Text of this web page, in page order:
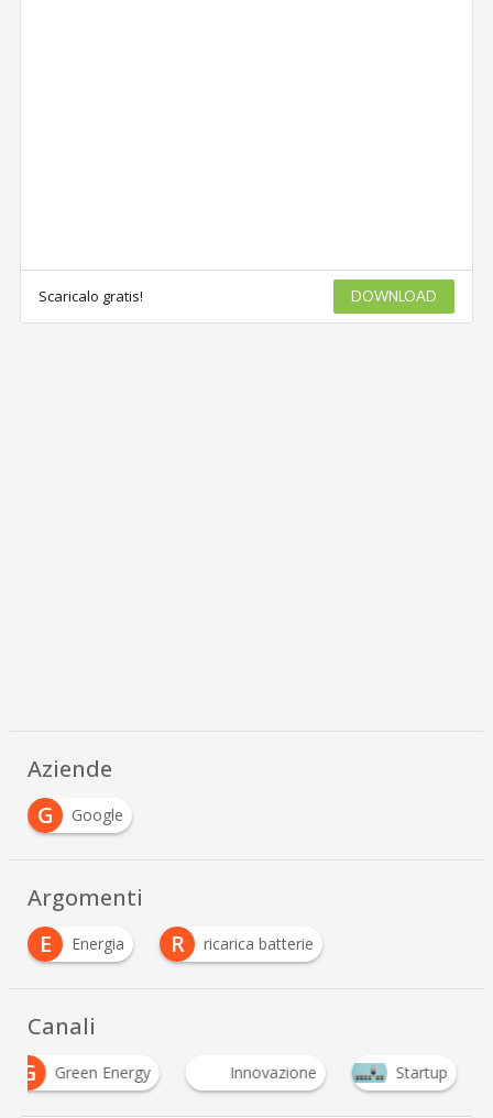
Scaricalo gratis! DOWNLOAD
Aziende
G
Google
Argomenti
E
Energia R ricarica batterie
Canali
G
Green Energy Innovazione Startup